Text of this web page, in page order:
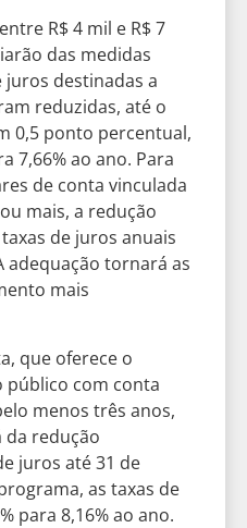
R$ 4 mil e R$ 7
das medidas
juros destinadas a
reduzidas, até o
0,5 ponto percentual,
7,66% ao ano. Para
de conta vinculada
mais, a redução
de juros anuais
adequação tornará as
mais
que oferece o
público com conta
menos três anos,
da redução
juros até 31 de
as taxas de
para 8,16% ao ano.